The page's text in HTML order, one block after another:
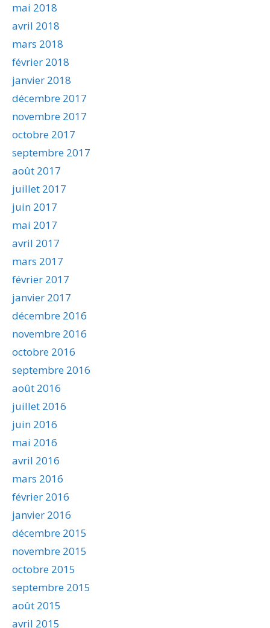
mai 2018
avril 2018
mars 2018
février 2018
janvier 2018
décembre 2017
novembre 2017
octobre 2017
septembre 2017
août 2017
juillet 2017
juin 2017
mai 2017
avril 2017
mars 2017
février 2017
janvier 2017
décembre 2016
novembre 2016
octobre 2016
septembre 2016
août 2016
juillet 2016
juin 2016
mai 2016
avril 2016
mars 2016
février 2016
janvier 2016
décembre 2015
novembre 2015
octobre 2015
septembre 2015
août 2015
avril 2015